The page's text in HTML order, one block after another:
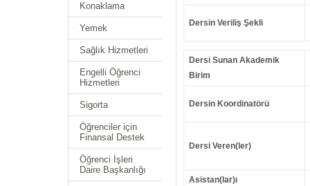
Konaklama
Yemek
Sağlık Hizmetleri
Engelli Öğrenci
Hizmetleri
Sigorta
Öğrenciler için
Finansal Destek
Öğrenci İşleri
Daire Başkanlığı
Dersin Veriliş Şekli
Dersi Sunan Akademik
Birim
Dersin Koordinatörü
Dersi Veren(ler)
Asistan(lar)ı